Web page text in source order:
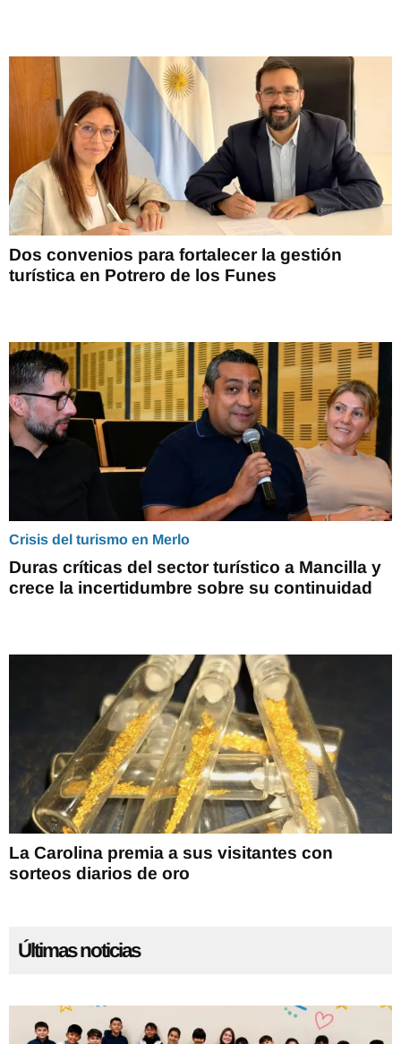
Dos convenios para fortalecer la gestión
turística en Potrero de los Funes
Crisis del turismo en Merlo
Duras críticas del sector turístico a Mancilla y
crece la incertidumbre sobre su continuidad
La Carolina premia a sus visitantes con
sorteos diarios de oro
Últimas noticias